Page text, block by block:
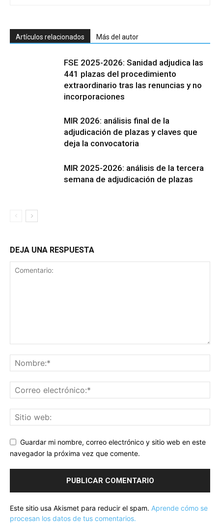
Artículos relacionados Más del autor
FSE 2025-2026: Sanidad adjudica las
441 plazas del procedimiento
extraordinario tras las renuncias y no
incorporaciones
MIR 2026: análisis final de la
adjudicación de plazas y claves que
deja la convocatoria
MIR 2025-2026: análisis de la tercera
semana de adjudicación de plazas
DEJA UNA RESPUESTA
Guardar mi nombre, correo electrónico y sitio web en este
navegador la próxima vez que comente.
Este sitio usa Akismet para reducir el spam. Aprende cómo se
procesan los datos de tus comentarios.